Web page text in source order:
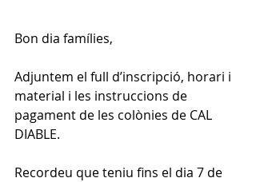
Bon dia famílies,
Adjuntem el full d’inscripció, horari i
material i les instruccions de
pagament de les colònies de CAL
DIABLE.
Recordeu que teniu fins el dia 7 de